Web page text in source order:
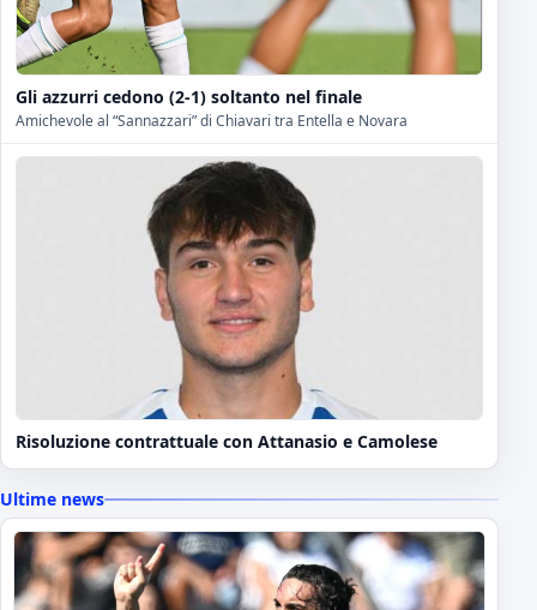
Gli azzurri cedono (2-1) soltanto nel finale
Amichevole al “Sannazzari” di Chiavari tra Entella e Novara
Risoluzione contrattuale con Attanasio e Camolese
Ultime news